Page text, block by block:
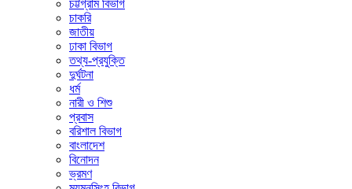
চট্টগ্রাম বিভাগ
চাকরি
জাতীয়
ঢাকা বিভাগ
তথ্য-প্রযুক্তি
দুর্ঘটনা
ধর্ম
নারী ও শিশু
প্রবাস
বরিশাল বিভাগ
বাংলাদেশ
বিনোদন
ভ্রমণ